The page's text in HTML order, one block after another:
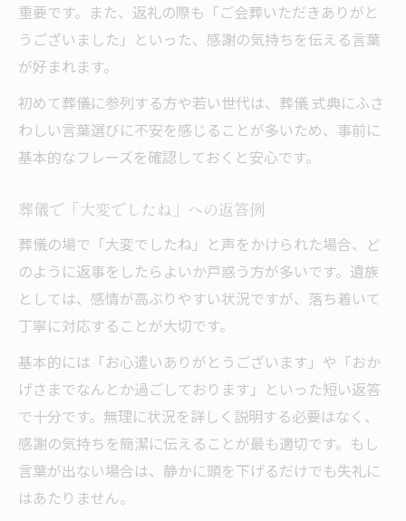
重要です。また、返礼の際も「ご会葬いただきありがと
うございました」といった、感謝の気持ちを伝える言葉
が好まれます。
初めて葬儀に参列する方や若い世代は、葬儀 式典にふさ
わしい言葉選びに不安を感じることが多いため、事前に
基本的なフレーズを確認しておくと安心です。
葬儀で「大変でしたね」への返答例
葬儀の場で「大変でしたね」と声をかけられた場合、ど
のように返事をしたらよいか戸惑う方が多いです。遺族
としては、感情が高ぶりやすい状況ですが、落ち着いて
丁寧に対応することが大切です。
基本的には「お心遣いありがとうございます」や「おか
げさまでなんとか過ごしております」といった短い返答
で十分です。無理に状況を詳しく説明する必要はなく、
感謝の気持ちを簡潔に伝えることが最も適切です。もし
言葉が出ない場合は、静かに頭を下げるだけでも失礼に
はあたりません。